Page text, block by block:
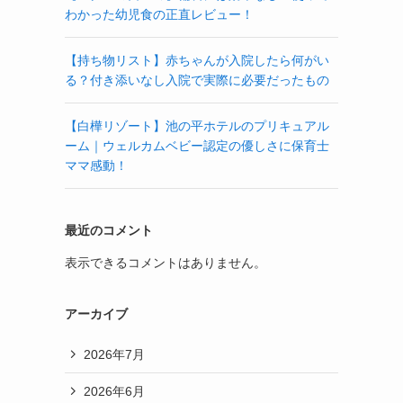
わかった幼児食の正直レビュー！
【持ち物リスト】赤ちゃんが入院したら何がい
る？付き添いなし入院で実際に必要だったもの
【白樺リゾート】池の平ホテルのプリキュアル
ーム｜ウェルカムベビー認定の優しさに保育士
ママ感動！
最近のコメント
表示できるコメントはありません。
アーカイブ
2026年7月
2026年6月